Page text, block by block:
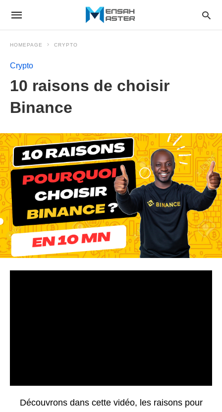
HOMEPAGE CRYPTO
Crypto
10 raisons de choisir
Binance
Découvrons dans cette vidéo, les raisons pour